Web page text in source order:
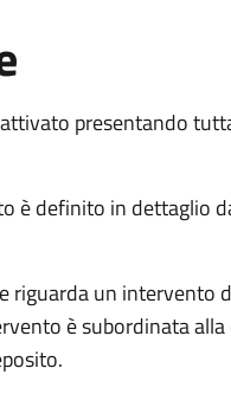
presentando
è definito in dettaglio
riguarda un intervento
è subordinata